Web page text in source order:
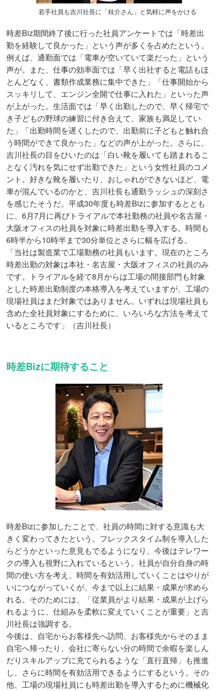
若手社員も吉川社長に「桂介さん」と気軽に声をかける
時差Biz期間終了後に行った社員アンケートでは「時差出
勤を経験して良かった」という声が多くを占めたという。
例えば、通勤面では「電車が空いていて楽だった」という
声が。また、仕事の効率面では「早く出社すると電話もほ
とんどなく、書類作成業務に集中できた」「仕事開始から
スッキリして、エンジン全開で仕事に入れた」といった声
が上がった。生活面では「早く出勤したので、早く帰宅で
き子どもの野球の練習に付き合えて、家族も満足してい
た」「出勤時間を遅くしたので、出勤前に子どもと触れ合
う時間ができて良かった」などの声が上がった。さらに、
吉川社長の目をひいたのは「白い靴を履いても踏まれるこ
となく汚れを気にせず出勤できた」という女性社員のコメ
ント。好きな靴を履いたり、おしゃれができないほど、電
車が混んでいるのかと、吉川社長も通勤ラッシュの深刻さ
を感じたそうだ。平成30年度も時差Bizに参加するととも
に、6月7月に再びトライアルで本社勤務の社員や名古屋・
大阪オフィスの社員を対象に時差出勤を導入する。時間も
6時半から10時半まで30分単位とさらに幅を広げる。
「当社は製造業で工場勤務の社員もいます。現在のところ
時差出勤の対象は本社・名古屋・大阪オフィスの社員のみ
です。トライアルを経て8月からは工場の間接部門も対象
とした時差出勤制度の本格導入を考えていますが、工場の
現場社員はまだ対象ではありません。いずれは現場社員も
含めた全社員対象にするために、いろいろな方法を考えて
いるところです」（吉川社長）
時差Bizに期待すること
時差Bizに参加したことで、社員の時間に対する意識も大
きく変わってきたという。フレックスタイム制を導入した
らどうかといった意見もでるようになり、今後はテレワー
クの導入も視野に入れているという。社員が自分自身の時
間の使い方を考え、時間を有効活用していくことはやりが
いにつながっていくが、今まで以上に結果・成果が求めら
れる。そのためには、「従業員がより結果・成果が上げら
れるように、仕組みを柔軟に変えていくことが重要」と吉
川社長は強調する。
今後は、自宅からお客様先へ訪問、お客様先からそのまま
自宅へ帰ったり、会社に寄らない分の時間で余暇を楽しん
だりスキルアップに充てられるような「直行直帰」も推進
し、さらに時間を有効活用できるようにするという。その
他、工場の現場社員にも時差出勤を導入するために機械化